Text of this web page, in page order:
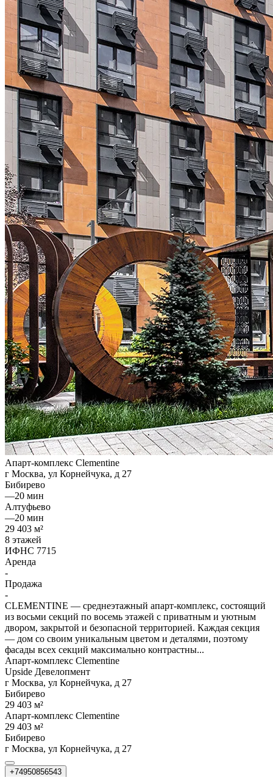
Апарт-комплекс Clementine
г Москва, ул Корнейчука, д 27
Бибирево
—20 мин
Алтуфьево
—20 мин
29 403 м²
8 этажей
ИФНС 7715
Аренда
-
Продажа
-
CLEMENTINE — среднеэтажный апарт-комплекс, состоящий
из восьми секций по восемь этажей с приватным и уютным
двором, закрытой и безопасной территорией. Каждая секция
— дом со своим уникальным цветом и деталями, поэтому
фасады всех секций максимально контрастны...
Апарт-комплекс Clementine
Upside Девелопмент
г Москва, ул Корнейчука, д 27
Бибирево
29 403 м²
Апарт-комплекс Clementine
29 403 м²
Бибирево
г Москва, ул Корнейчука, д 27
+74950856543